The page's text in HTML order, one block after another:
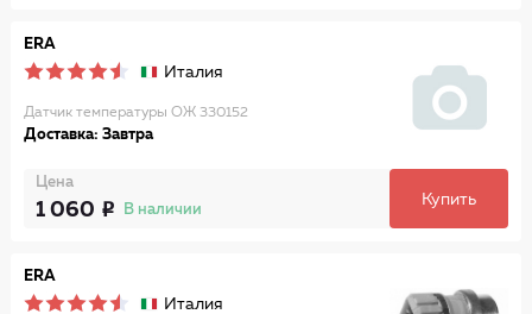
ERA
Италия
Датчик температуры ОЖ 330152
Доставка: Завтра
Цена
1 060 В наличии
Купить
ERA
Италия